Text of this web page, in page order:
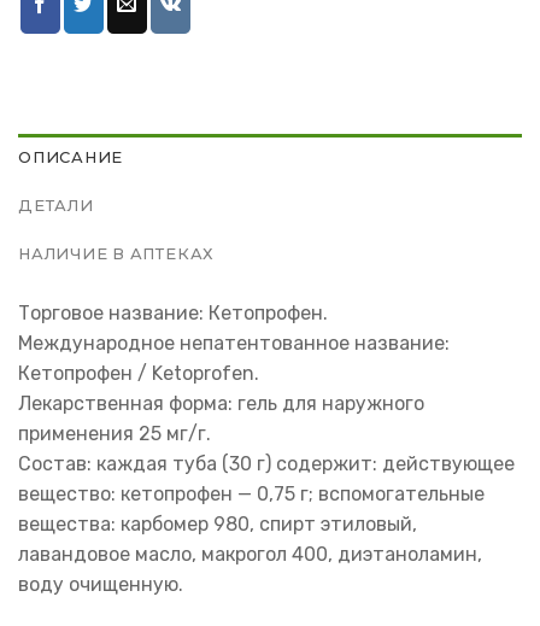
ОПИСАНИЕ
ДЕТАЛИ
НАЛИЧИЕ В АПТЕКАХ
Торговое название: Кетопрофен.
Международное непатентованное название:
Кетопрофен / Ketoprofen.
Лекарственная форма: гель для наружного
применения 25 мг/г.
Состав: каждая туба (30 г) содержит: действующее
вещество: кетопрофен — 0,75 г; вспомогательные
вещества: карбомер 980, спирт этиловый,
лавандовое масло, макрогол 400, диэтаноламин,
воду очищенную.